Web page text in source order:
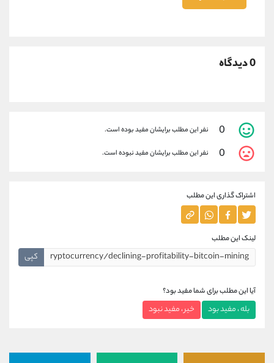
0 دیدگاه
0 نفر این مطلب برایشان مفید بوده است.
0 نفر این مطلب برایشان مفید نبوده است.
اشتراک گذاری این مطلب
لینک این مطلب
کپی
آیا این مطلب برای شما مفید بود؟
بله ، مفید بود خیر ، مفید نبود